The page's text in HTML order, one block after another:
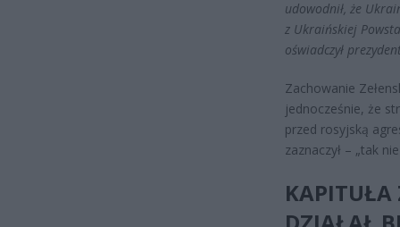
udowodnił, że
z Ukraińskiej
oświadczył
Zachowanie
jednocześnie, że
przed rosyjską
zaznaczył – „tak
KAPITUŁA